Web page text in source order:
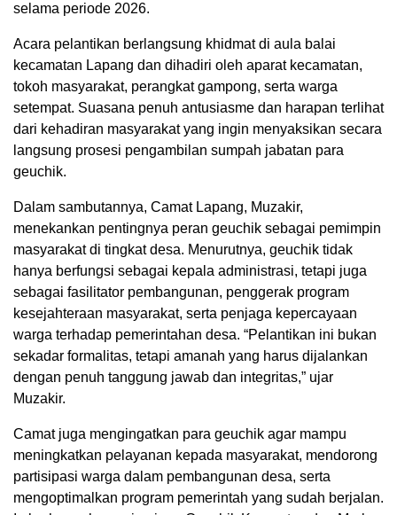
selama periode 2026.
Acara pelantikan berlangsung khidmat di aula balai
kecamatan Lapang dan dihadiri oleh aparat kecamatan,
tokoh masyarakat, perangkat gampong, serta warga
setempat. Suasana penuh antusiasme dan harapan terlihat
dari kehadiran masyarakat yang ingin menyaksikan secara
langsung prosesi pengambilan sumpah jabatan para
geuchik.
Dalam sambutannya, Camat Lapang, Muzakir,
menekankan pentingnya peran geuchik sebagai pemimpin
masyarakat di tingkat desa. Menurutnya, geuchik tidak
hanya berfungsi sebagai kepala administrasi, tetapi juga
sebagai fasilitator pembangunan, penggerak program
kesejahteraan masyarakat, serta penjaga kepercayaan
warga terhadap pemerintahan desa. “Pelantikan ini bukan
sekadar formalitas, tetapi amanah yang harus dijalankan
dengan penuh tanggung jawab dan integritas,” ujar
Muzakir.
Camat juga mengingatkan para geuchik agar mampu
meningkatkan pelayanan kepada masyarakat, mendorong
partisipasi warga dalam pembangunan desa, serta
mengoptimalkan program pemerintah yang sudah berjalan.